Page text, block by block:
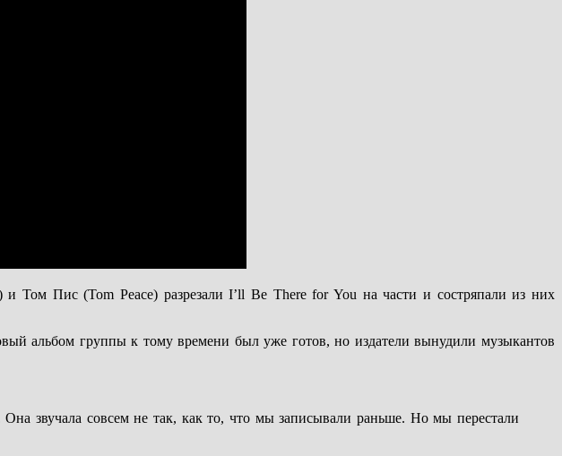
Пис (Tom Peace) разрезали I’ll Be There for You на части и состряпали из них
альбом группы к тому времени был уже готов, но издатели вынудили музыкантов
Она звучала совсем не так, как то, что мы записывали раньше. Но мы перестали